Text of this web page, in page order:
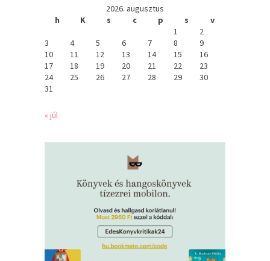
2026. augusztus
h
K s c p s
v
1
2
3
4 5 6 7 8
9
10
11 12 13 14 15
16
17
18 19 20 21 22
23
24
25 26 27 28 29
30
31
« júl